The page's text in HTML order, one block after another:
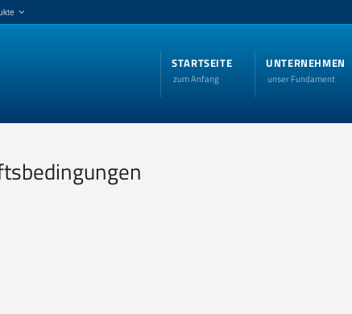
STARTSEITE
zum Anfang
UNTERNEHMEN
unser Fundament